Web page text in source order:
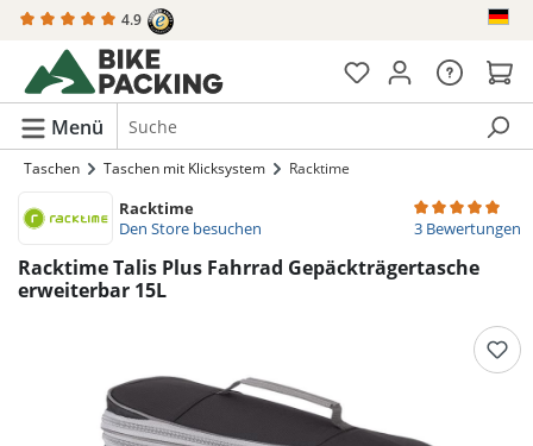
springen 4.9
Menü
Taschen Taschen mit Klicksystem Racktime
Racktime
Den Store besuchen
Racktime Talis Plus Fahrrad Gepäckträgertasche
erweiterbar 15L
3 Bewertungen